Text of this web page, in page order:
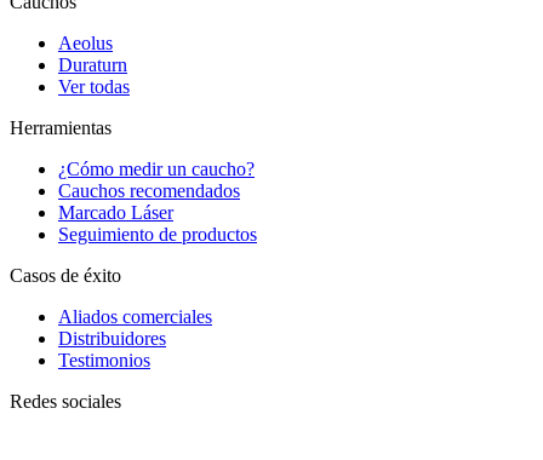
Aeolus
Duraturn
Ver todas
Herramientas
¿Cómo medir un caucho?
Cauchos recomendados
Marcado Láser
Seguimiento de productos
Casos de éxito
Aliados comerciales
Distribuidores
Testimonios
Redes sociales